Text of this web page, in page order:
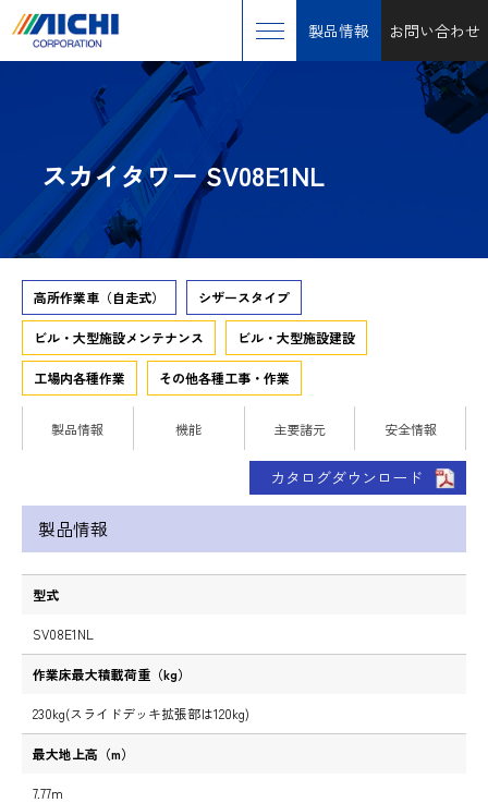
製品情報 お問い合わせ
スカイタワー SV08E1NL
高所作業車（自走式） シザースタイプ
ビル・大型施設メンテナンス ビル・大型施設建設
工場内各種作業 その他各種工事・作業
製品情報 機能 主要諸元 安全情報
カタログダウンロード
製品情報
型式
SV08E1NL
作業床最大積載荷重（kg）
230kg(スライドデッキ拡張部は120kg)
最大地上高（m）
7.77m